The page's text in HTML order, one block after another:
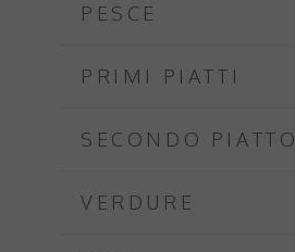
PESCE
PRIMI PIATTI
SECONDO PIATTO
VERDURE